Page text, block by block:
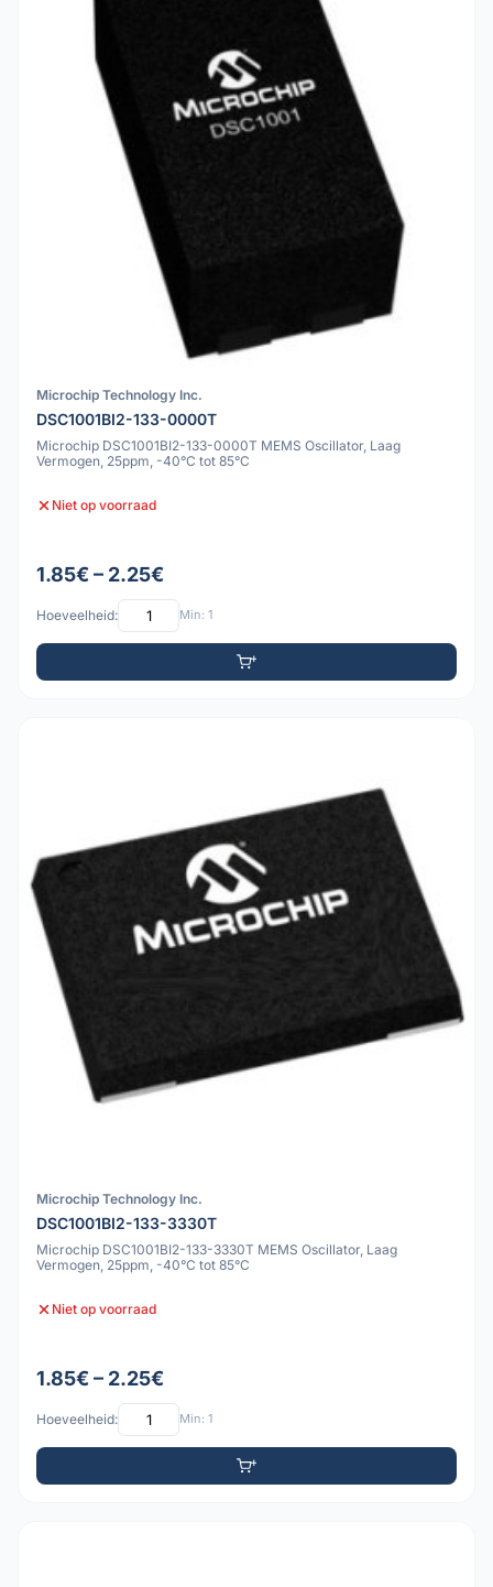
Microchip Technology Inc.
DSC1001BI2-133-0000T
Microchip DSC1001BI2-133-0000T MEMS Oscillator, Laag
Vermogen, 25ppm, -40°C tot 85°C
Niet op voorraad
1.85€ – 2.25€
Hoeveelheid: Min: 1
Microchip Technology Inc.
DSC1001BI2-133-3330T
Microchip DSC1001BI2-133-3330T MEMS Oscillator, Laag
Vermogen, 25ppm, -40°C tot 85°C
Niet op voorraad
1.85€ – 2.25€
Hoeveelheid: Min: 1